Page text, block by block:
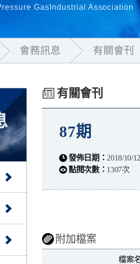
GasIndustrial Association
會務訊息 有關會刊
有關會刊
87期
發佈日期：2018/10/
點閱次數： 1307次
附加檔案
檔案